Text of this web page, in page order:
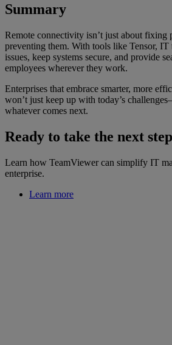
Summary
Remote connectivity isn’t just about fixing
preventing them. With tools like Tensor, IT
issues, keep systems secure, and provide
employees wherever they work.
Enterprises that embrace smarter, more
won’t just keep up with today’s
whatever comes next.
Ready to take the next
Learn how TeamViewer can simplify IT
enterprise.
Learn more